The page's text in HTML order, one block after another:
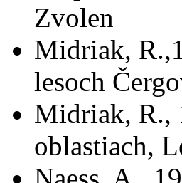
Zvolen
Midriak,
lesoch
Midriak, R.,
oblastiach,